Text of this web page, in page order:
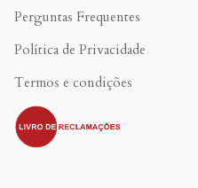
Perguntas Frequentes
Política de Privacidade
Termos e condições
.